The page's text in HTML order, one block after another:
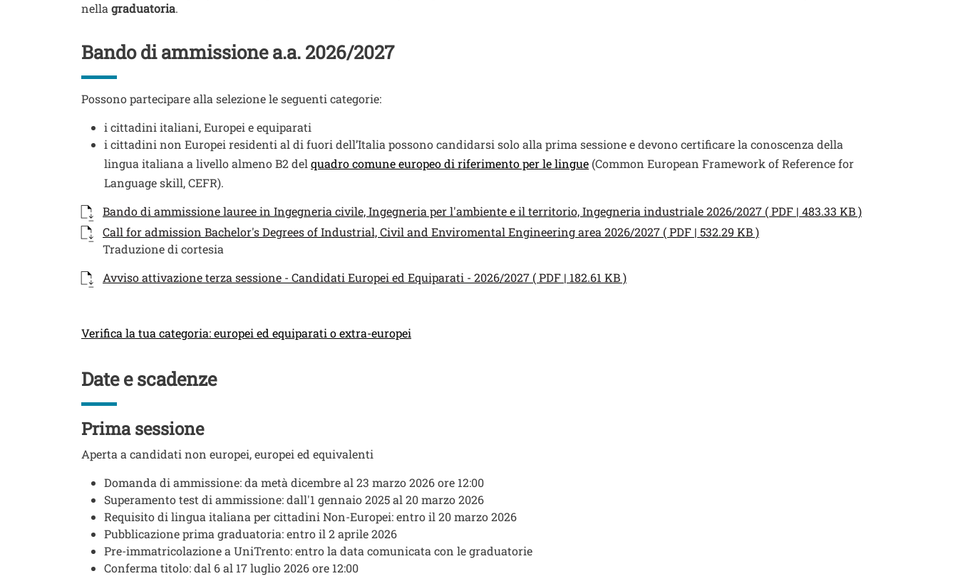
nellagraduatoria.
Titolo
Bando di ammissione a.a. 2026/2027
Testo
Possono partecipare alla selezione le seguenti categorie:
i cittadini italiani, Europei e equiparati
i cittadini non Europei residenti al di fuori dell’Italia possono candidarsi solo alla prima sessione e devono certificare la conoscenza della
lingua italiana a livello almeno B2 delquadro comune europeo di riferimento per le lingue (Common European Framework of Reference for
Language skill, CEFR).
Documenti
Documento
Bando di ammissione lauree in Ingegneria civile, Ingegneria per l'ambiente e il territorio, Ingegneria industriale 2026/2027 ( PDF | 483.33 KB )
Documento
Call for admission Bachelor's Degrees of Industrial, Civil and Enviromental Engineering area 2026/2027 ( PDF | 532.29 KB )
Traduzione di cortesia
Documento
Avviso attivazione terza sessione - Candidati Europei ed Equiparati - 2026/2027 ( PDF | 182.61 KB )
Link
Verifica la tua categoria: europei ed equiparati o extra-europei
Titolo
Date e scadenze
Testo
Prima sessione
Aperta a candidati non europei, europei ed equivalenti
Domanda di ammissione: da metà dicembre al 23 marzo 2026 ore 12:00
Superamento test di ammissione: dall'1 gennaio 2025 al 20 marzo 2026
Requisito di lingua italiana per cittadini Non-Europei: entro il 20 marzo 2026
Pubblicazione prima graduatoria: entro il 2 aprile 2026
Pre-immatricolazione a UniTrento: entro la data comunicata con le graduatorie
Conferma titolo: dal 6 al 17 luglio 2026 ore 12:00